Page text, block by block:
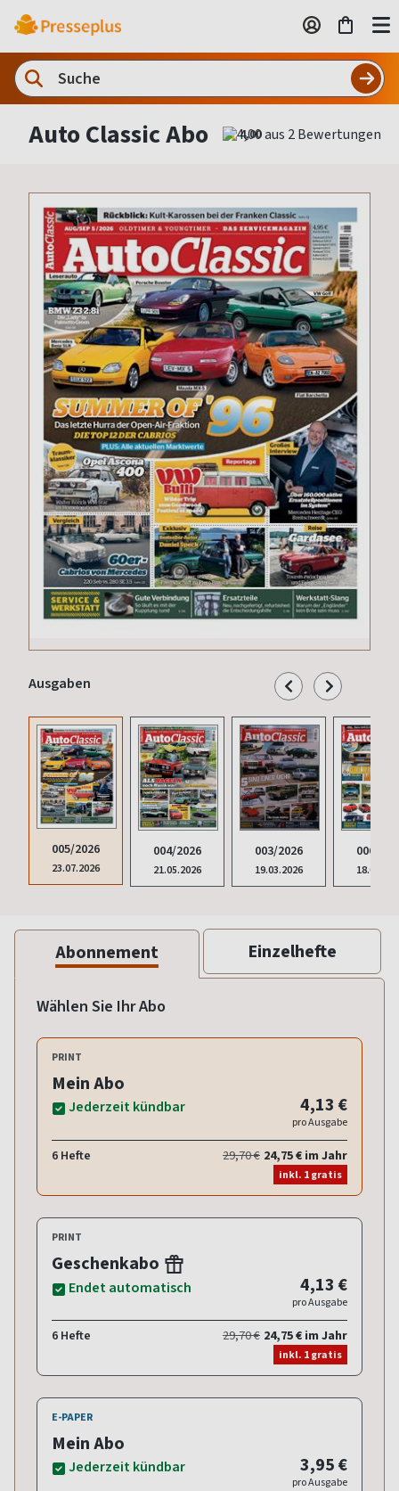
Auto Classic Abo 4,00
Ausgaben
005/2026
23.07.2026
004/2026
21.05.2026
003/2026
19.03.2026
006/
Abonnement Einzelhefte
Wählen Sie Ihr Abo
PRINT
Mein Abo
Jederzeit kündbar 4,13 €
pro Ausgabe
6 Hefte 29,70 € 24,75 € im Jahr
inkl. 1 gratis
PRINT
Geschenkabo
Endet automatisch 4,13 €
pro Ausgabe
6 Hefte 29,70 € 24,75 € im Jahr
inkl. 1 gratis
E-PAPER
Mein Abo
Jederzeit kündbar 3,95 €
pro Ausgabe